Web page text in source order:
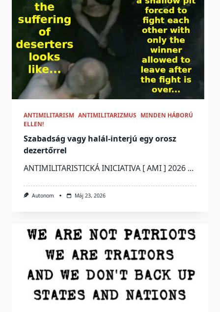
ANTIMILITARISM ANTIMILITARIZMUS MINDEN HÁBORÚ
ELLEN!
Szabadság vagy halál-interjú egy orosz
dezertőrrel
ANTIMILITARISTICKÁ INICIATIVA [ AMI ] 2026 ...
Autonom Máj 23, 2026